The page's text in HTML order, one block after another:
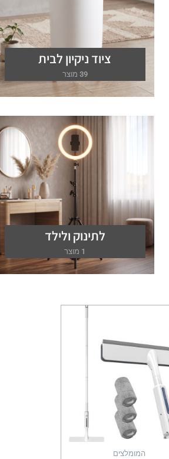
ציוד ניקיון לבית
39 מוצר
לתינוק ולילד
1 מוצר
המומלצים
המחיר
המקורי
היה:
₪129.00.